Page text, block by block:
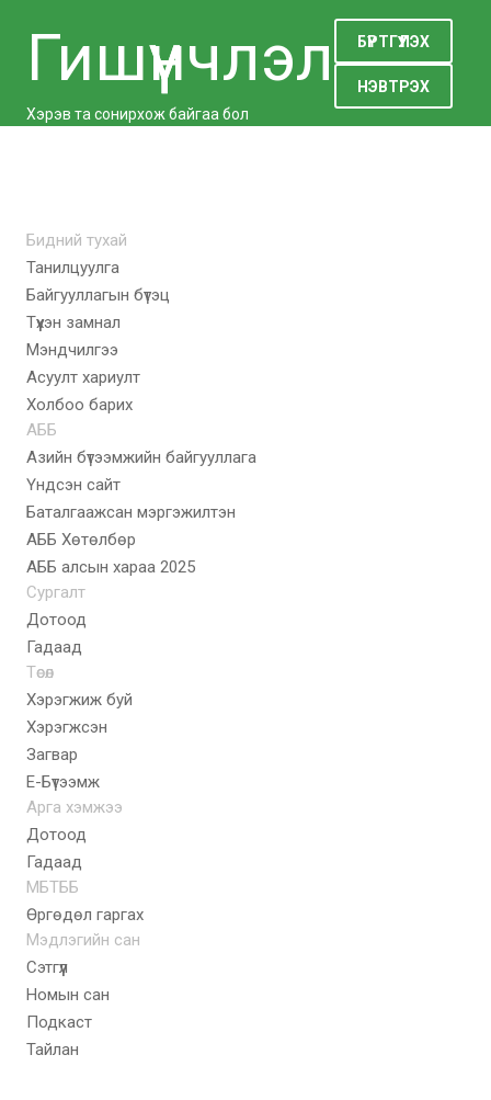
Гишүүнчлэл
Хэрэв та сонирхож байгаа бол
БҮРТГҮҮЛЭХ
НЭВТРЭХ
Бидний тухай
Танилцуулга
Байгууллагын бүтэц
Түүхэн замнал
Мэндчилгээ
Асуулт хариулт
Холбоо барих
АББ
Азийн бүтээмжийн байгууллага
Үндсэн сайт
Баталгаажсан мэргэжилтэн
АББ Хөтөлбөр
AББ алсын хараа 2025
Сургалт
Дотоод
Гадаад
Төсөл
Хэрэгжиж буй
Хэрэгжсэн
Загвар
E-Бүтээмж
Арга хэмжээ
Дотоод
Гадаад
МБТББ
Өргөдөл гаргах
Мэдлэгийн сан
Сэтгүүл
Номын сан
Подкаст
Тайлан